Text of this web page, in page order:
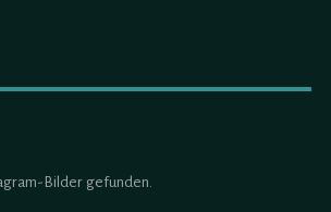
Bilder gefunden.